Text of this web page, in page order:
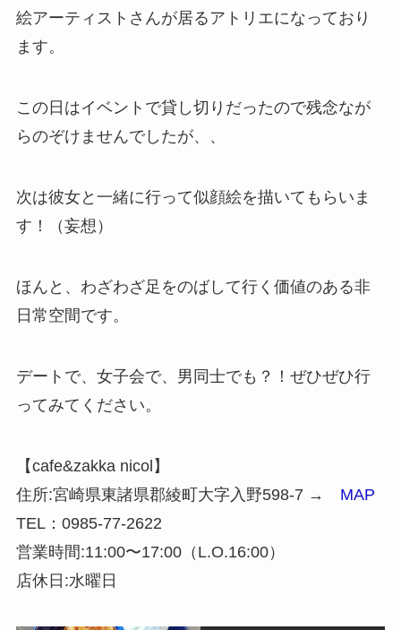
絵アーティストさんが居るアトリエになっており
ます。
この日はイベントで貸し切りだったので残念なが
らのぞけませんでしたが、、
次は彼女と一緒に行って似顔絵を描いてもらいま
す！（妄想）
ほんと、わざわざ足をのばして行く価値のある非
日常空間です。
デートで、女子会で、男同士でも？！ぜひぜひ行
ってみてください。
【cafe&zakka nicol】
住所:宮崎県東諸県郡綾町大字入野598-7 → MAP
TEL：0985-77-2622
営業時間:11:00〜17:00（L.O.16:00）
店休日:水曜日